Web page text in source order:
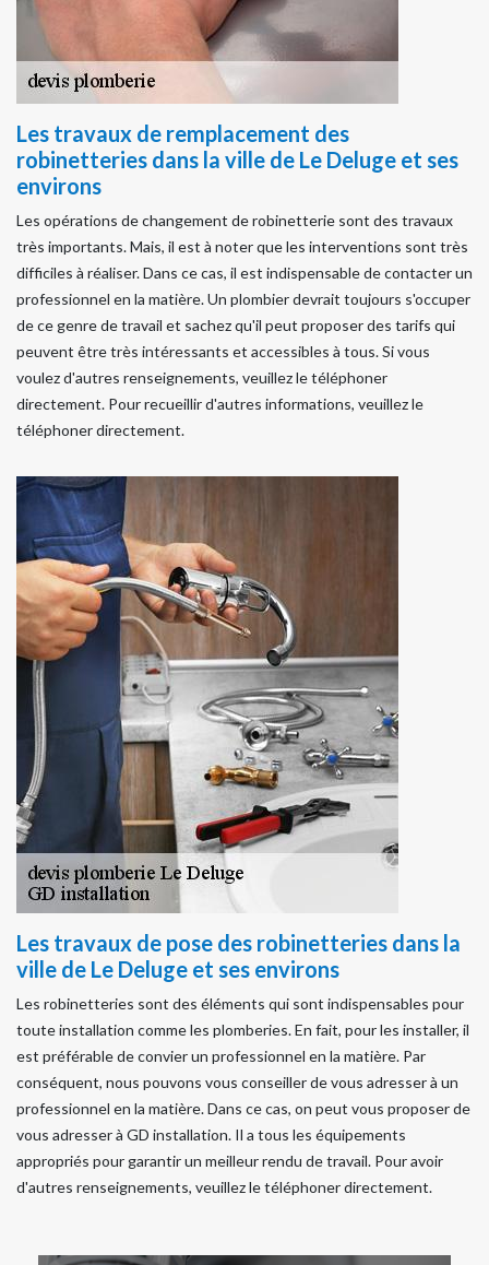
Les travaux de remplacement des
robinetteries dans la ville de Le Deluge et ses
environs
Les opérations de changement de robinetterie sont des travaux
très importants. Mais, il est à noter que les interventions sont très
difficiles à réaliser. Dans ce cas, il est indispensable de contacter un
professionnel en la matière. Un plombier devrait toujours s'occuper
de ce genre de travail et sachez qu'il peut proposer des tarifs qui
peuvent être très intéressants et accessibles à tous. Si vous
voulez d'autres renseignements, veuillez le téléphoner
directement. Pour recueillir d'autres informations, veuillez le
téléphoner directement.
Les travaux de pose des robinetteries dans la
ville de Le Deluge et ses environs
Les robinetteries sont des éléments qui sont indispensables pour
toute installation comme les plomberies. En fait, pour les installer, il
est préférable de convier un professionnel en la matière. Par
conséquent, nous pouvons vous conseiller de vous adresser à un
professionnel en la matière. Dans ce cas, on peut vous proposer de
vous adresser à GD installation. Il a tous les équipements
appropriés pour garantir un meilleur rendu de travail. Pour avoir
d'autres renseignements, veuillez le téléphoner directement.